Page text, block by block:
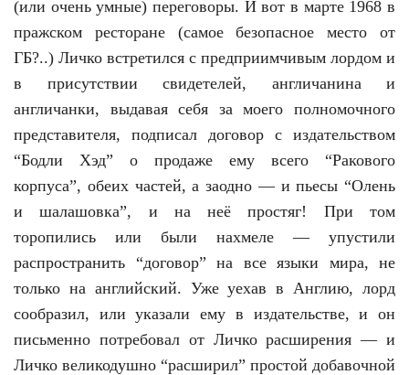
(или очень умные) переговоры. И вот в марте 1968 в
пражском ресторане (самое безопасное место от
ГБ?..) Личко встретился с предприимчивым лордом и
в присутствии свидетелей, англичанина и
англичанки, выдавая себя за моего полномочного
представителя, подписал договор с издательством
“Бодли Хэд” о продаже ему всего “Ракового
корпуса”, обеих частей, а заодно — и пьесы “Олень
и шалашовка”, и на неё простяг! При том
торопились или были нахмеле — упустили
распространить “договор” на все языки мира, не
только на английский. Уже уехав в Англию, лорд
сообразил, или указали ему в издательстве, и он
письменно потребовал от Личко расширения — и
Личко великодушно “расширил” простой добавочной